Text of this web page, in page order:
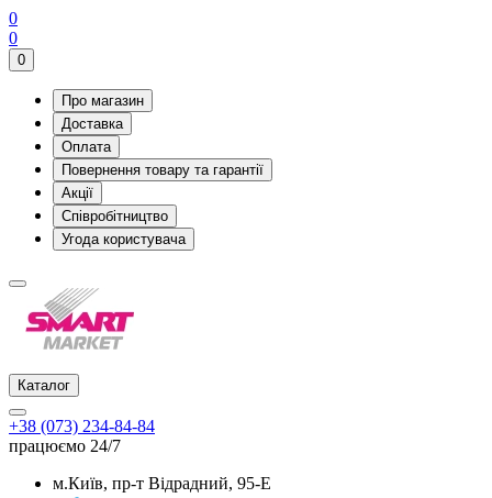
0
0
0
Про магазин
Доставка
Оплата
Повернення товару та гарантії
Акції
Співробітництво
Угода користувача
Каталог
+38 (073) 234-84-84
працюємо 24/7
м.Київ, пр-т Відрадний, 95-Е